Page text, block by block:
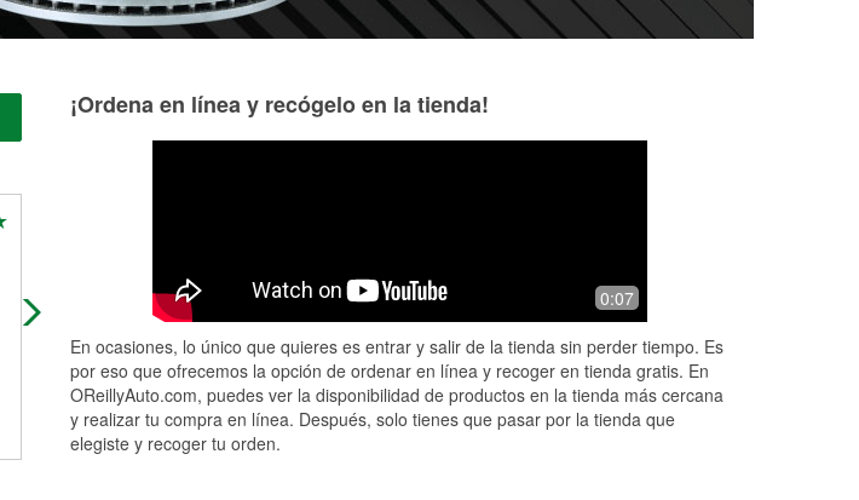
They aided me resetting my car
computer. Loaning tools free and even
They had exactly what I needed. But
the prices were very high. So I bought
¡Ordena en línea y recógelo en la tienda!
0:07
En ocasiones, lo único que quieres es entrar y salir de la tienda sin perder tiempo. Es
por eso que ofrecemos la opción de ordenar en línea y recoger en tienda gratis. En
OReillyAuto.com, puedes ver la disponibilidad de productos en la tienda más cercana
y realizar tu compra en línea. Después, solo tienes que pasar por la tienda que
elegiste y recoger tu orden.